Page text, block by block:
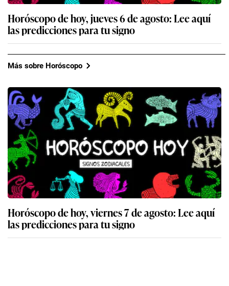
Horóscopo de hoy, jueves 6 de agosto: Lee aquí
las predicciones para tu signo
Más sobre Horóscopo
Horóscopo de hoy, viernes 7 de agosto: Lee aquí
las predicciones para tu signo